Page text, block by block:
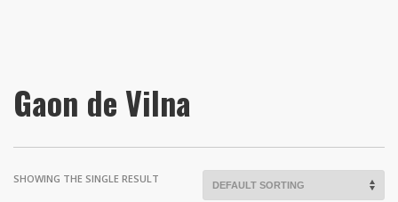
Gaon de Vilna
SHOWING THE SINGLE RESULT